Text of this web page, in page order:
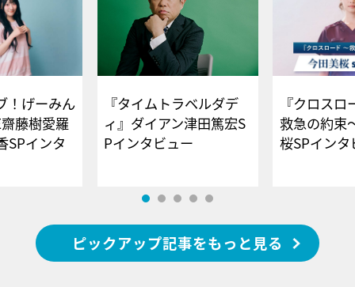
！げーみん
藤樹愛羅
SPインタ
『タイムトラベルダデ
ィ』ダイアン津田篤宏S
Pインタビュー
『クロス
救急の約束
桜SPイ
ピックアップ記事をもっと見る